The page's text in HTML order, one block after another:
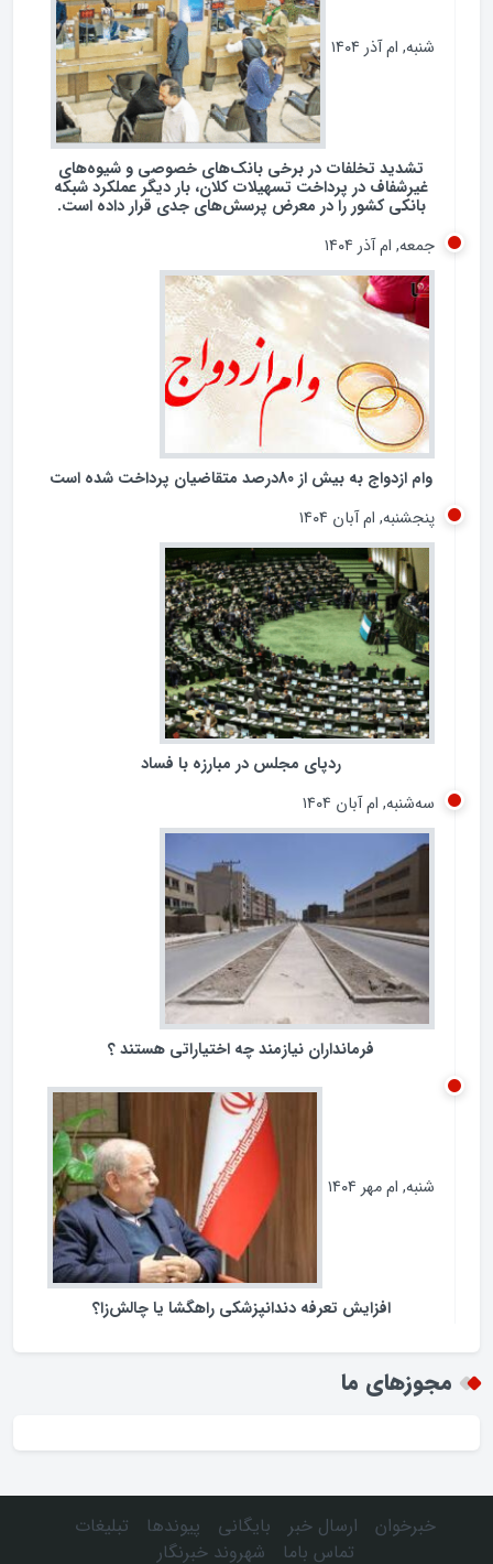
تشدید تخلفات در برخی بانک‌های خصوصی و شیوه‌های
غیرشفاف در پرداخت تسهیلات کلان، بار دیگر عملکرد شبکه
بانکی کشور را در معرض پرسش‌های جدی قرار داده است.
جمعه, ام آذر ۱۴۰۴
وام ازدواج به بیش از 80درصد متقاضیان پرداخت شده است
پنجشنبه, ام آبان ۱۴۰۴
ردپای مجلس در مبارزه با فساد
سه‌شنبه, ام آبان ۱۴۰۴
فرمانداران نیازمند چه اختیاراتی هستند ؟
افزایش تعرفه دندانپزشکی راهگشا یا چالش‌زا؟